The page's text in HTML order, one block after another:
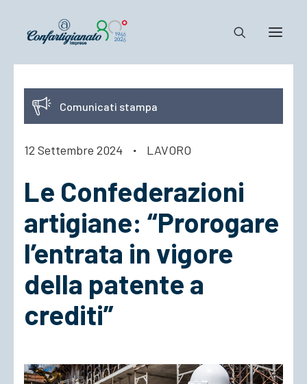
Notizie e Documenti
Confartigianato
Cosa Facciamo
Comunicati stampa
12 Settembre 2024 · LAVORO
Le Confederazioni
artigiane: “Prorogare
l’entrata in vigore
della patente a
crediti”